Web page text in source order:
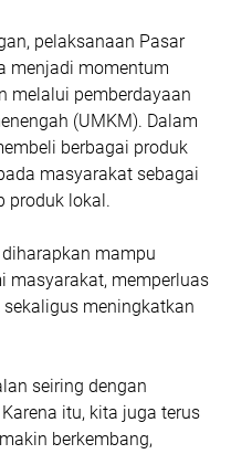
pelaksanaan Pasar
menjadi momentum
melalui pemberdayaan
(UMKM). Dalam
berbagai produk
masyarakat sebagai
produk lokal.
mampu
masyarakat, memperluas
meningkatkan
seiring dengan
itu, kita juga terus
berkembang,